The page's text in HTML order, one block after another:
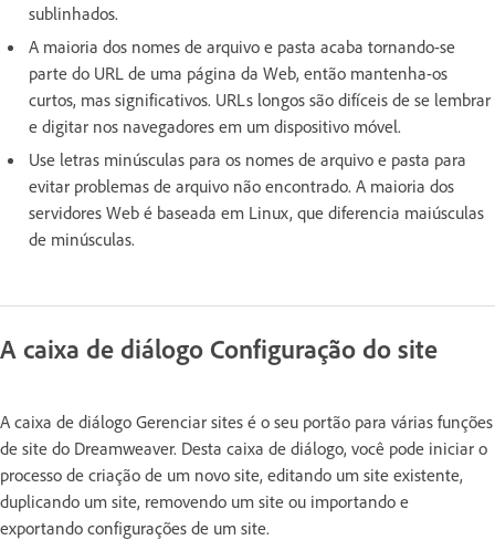
sublinhados.
A maioria dos nomes de arquivo e pasta acaba tornando-se
parte do URL de uma página da Web, então mantenha-os
curtos, mas significativos. URLs longos são difíceis de se lembrar
e digitar nos navegadores em um dispositivo móvel.
Use letras minúsculas para os nomes de arquivo e pasta para
evitar problemas de arquivo não encontrado. A maioria dos
servidores Web é baseada em Linux, que diferencia maiúsculas
de minúsculas.
A caixa de diálogo Configuração do site
A caixa de diálogo Gerenciar sites é o seu portão para várias funções
de site do Dreamweaver. Desta caixa de diálogo, você pode iniciar o
processo de criação de um novo site, editando um site existente,
duplicando um site, removendo um site ou importando e
exportando configurações de um site.